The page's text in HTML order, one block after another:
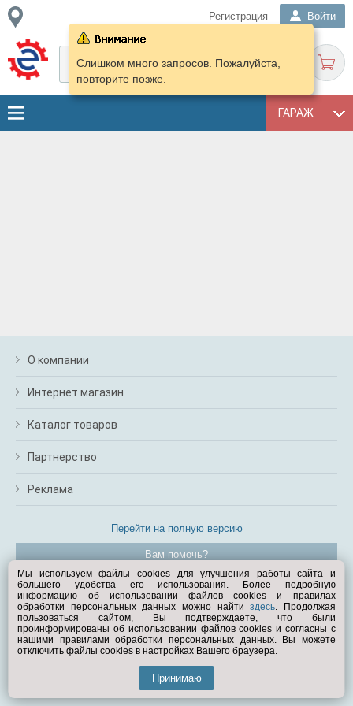
Регистрация Войти
ГАРАЖ
Слишком много запросов. Пожалуйста,
повторите позже.
О компании
Интернет магазин
Каталог товаров
Партнерство
Реклама
Перейти на полную версию
Вам помочь?
© Exist.ru 1998—2026
Мы используем файлы cookies для улучшения работы сайта и
большего удобства его использования. Более подробную
информацию об использовании файлов cookies и правилах
обработки персональных данных можно найтиздесь. Продолжая
пользоваться сайтом, Вы подтверждаете, что были
проинформированы об использовании файлов cookies и согласны с
нашими правилами обработки персональных данных. Вы можете
отключить файлы cookies в настройках Вашего браузера.
Принимаю